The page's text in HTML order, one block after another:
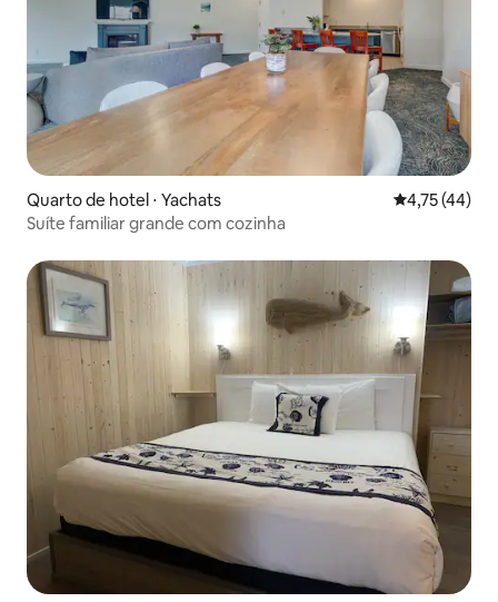
Quarto de hotel ⋅ Yachats 4,75 de uma
4,75 (44)
Suíte familiar grande com cozinha